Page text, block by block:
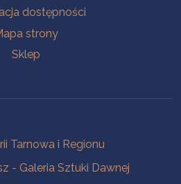
dostępności
strony
Sklep
Tarnowa i Regionu
- Galeria Sztuki Dawnej